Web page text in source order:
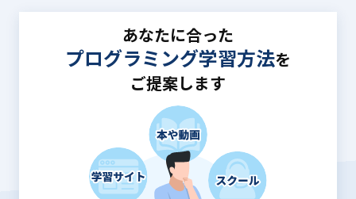
あなたに合った
プログラミング学習方法を
ご提案します